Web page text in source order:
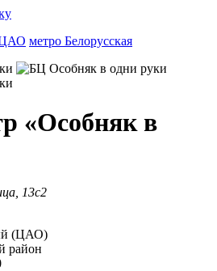
метро Белорусская
«Особняк в
13с2
(ЦАО)
район